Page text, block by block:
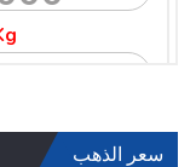
سعر الذهب